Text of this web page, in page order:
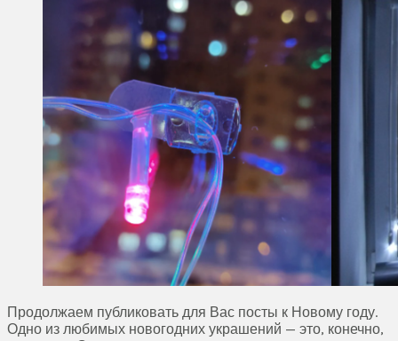
Продолжаем публиковать для Вас посты к Новому году.
Одно из любимых новогодних украшений — это, конечно,